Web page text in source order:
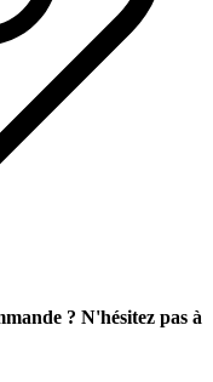
? N'hésitez pas à